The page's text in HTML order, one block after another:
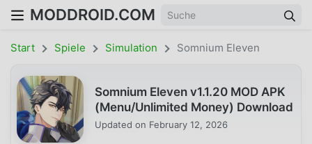
MODDROID.COM
Start Spiele Simulation Somnium Eleven
Somnium Eleven v1.1.20 MOD APK
(Menu/Unlimited Money) Download
Updated on February 12, 2026